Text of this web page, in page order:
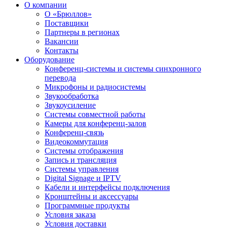
О компании
О «Брюллов»
Поставщики
Партнеры в регионах
Вакансии
Контакты
Оборудование
Конференц-системы и системы синхронного
перевода
Микрофоны и радиосистемы
Звукообработка
Звукоусиление
Системы совместной работы
Камеры для конференц-залов
Конференц-связь
Видеокоммутация
Системы отображения
Запись и трансляция
Системы управления
Digital Signage и IPTV
Кабели и интерфейсы подключения
Кронштейны и аксессуары
Программные продукты
Условия заказа
Условия доставки